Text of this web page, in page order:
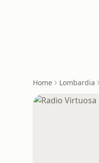
Home Lombardia